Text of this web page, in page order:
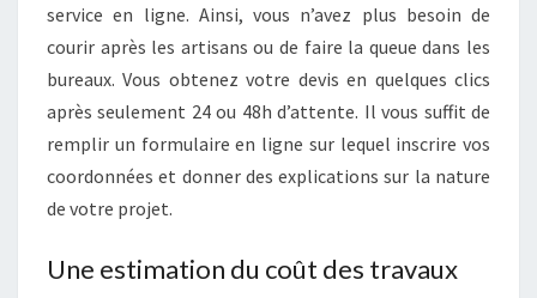
service en ligne. Ainsi, vous n’avez plus besoin de
courir après les artisans ou de faire la queue dans les
bureaux. Vous obtenez votre devis en quelques clics
après seulement 24 ou 48h d’attente. Il vous suffit de
remplir un formulaire en ligne sur lequel inscrire vos
coordonnées et donner des explications sur la nature
de votre projet.
Une estimation du coût des travaux